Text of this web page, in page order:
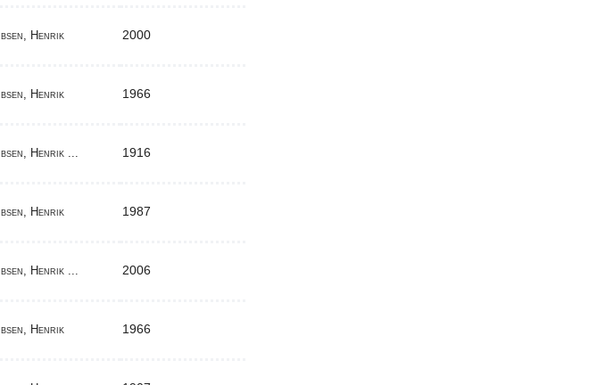
Ibsen, Henrik 2000
Ibsen, Henrik 1966
Ibsen, Henrik ... 1916
Ibsen, Henrik 1987
Ibsen, Henrik ... 2006
Ibsen, Henrik 1966